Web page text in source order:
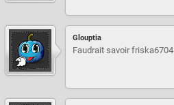
Glouptia
Faudrait savoir friska6704